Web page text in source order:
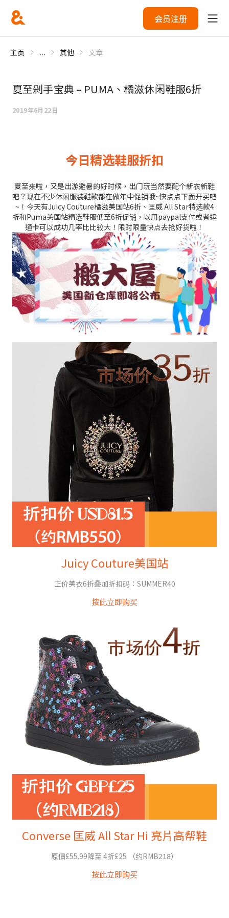
会员注册
主页 ... 其他 文章
夏至剁手宝典 – PUMA、橘滋休闲鞋服6折
2019年6月22日
今日精选鞋服折扣
夏至来啦，又是出游避暑的好时候，出门玩当然要配个新衣新鞋
吧？现在不少休闲服装鞋款都在做年中促销哦~快点点下面开买吧
~！今天有Juicy Couture橘滋美国站6折、匡威 All Star特选款4
折和Puma美国站精选鞋服低至6折促销，以用paypal支付或者运
通卡可以成功几率比比较大！限时限量快点去抢好货啦！
Juicy Couture美国站
正价美衣6折叠加折扣码：SUMMER40
按此立即购买
Converse 匡威 All Star Hi 亮片高帮鞋
原價£55.99降至 4折£25 （约RMB218）
按此立即购买